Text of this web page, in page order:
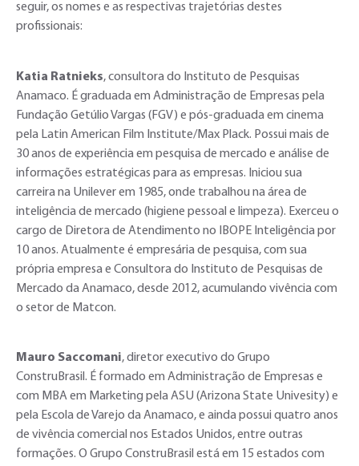
seguir, os nomes e as respectivas trajetórias destes
profissionais:
Katia Ratnieks, consultora do Instituto de Pesquisas
Anamaco. É graduada em Administração de Empresas pela
Fundação Getúlio Vargas (FGV) e pós-graduada em cinema
pela Latin American Film Institute/Max Plack. Possui mais de
30 anos de experiência em pesquisa de mercado e análise de
informações estratégicas para as empresas. Iniciou sua
carreira na Unilever em 1985, onde trabalhou na área de
inteligência de mercado (higiene pessoal e limpeza). Exerceu o
cargo de Diretora de Atendimento no IBOPE Inteligência por
10 anos. Atualmente é empresária de pesquisa, com sua
própria empresa e Consultora do Instituto de Pesquisas de
Mercado da Anamaco, desde 2012, acumulando vivência com
o setor de Matcon.
Mauro Saccomani, diretor executivo do Grupo
ConstruBrasil. É formado em Administração de Empresas e
com MBA em Marketing pela ASU (Arizona State Univesity) e
pela Escola de Varejo da Anamaco, e ainda possui quatro anos
de vivência comercial nos Estados Unidos, entre outras
formações. O Grupo ConstruBrasil está em 15 estados com